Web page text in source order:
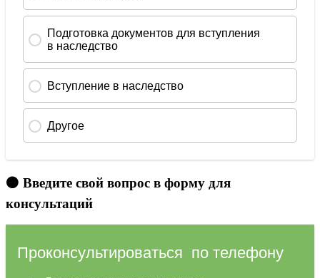
🟠 Введите свой вопрос в форму для
консультаций